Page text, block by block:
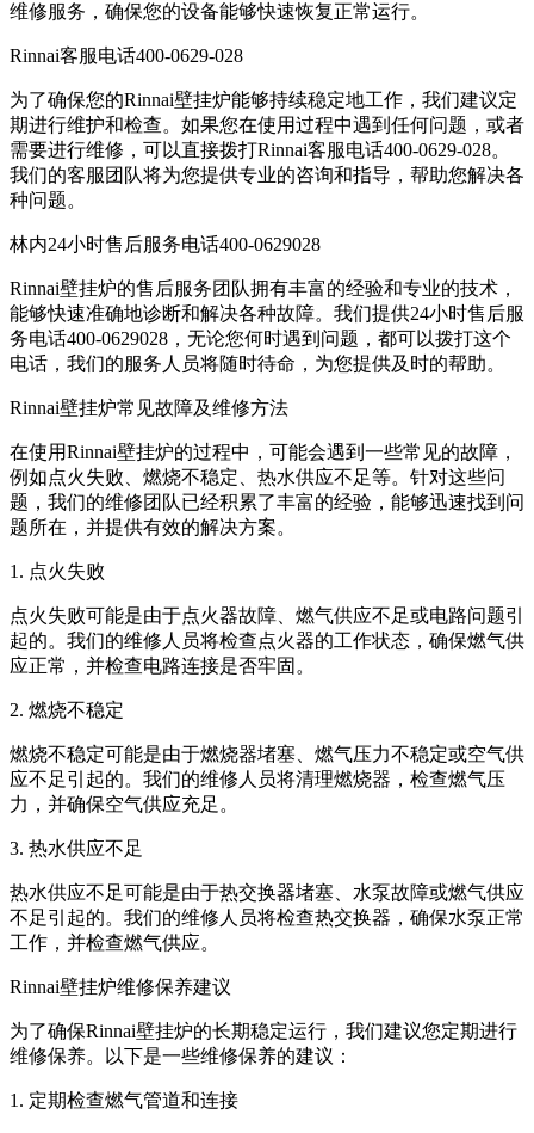
维修服务，确保您的设备能够快速恢复正常运行。
Rinnai客服电话400-0629-028
为了确保您的Rinnai壁挂炉能够持续稳定地工作，我们建议定
期进行维护和检查。如果您在使用过程中遇到任何问题，或者
需要进行维修，可以直接拨打Rinnai客服电话400-0629-028。
我们的客服团队将为您提供专业的咨询和指导，帮助您解决各
种问题。
林内24小时售后服务电话400-0629028
Rinnai壁挂炉的售后服务团队拥有丰富的经验和专业的技术，
能够快速准确地诊断和解决各种故障。我们提供24小时售后服
务电话400-0629028，无论您何时遇到问题，都可以拨打这个
电话，我们的服务人员将随时待命，为您提供及时的帮助。
Rinnai壁挂炉常见故障及维修方法
在使用Rinnai壁挂炉的过程中，可能会遇到一些常见的故障，
例如点火失败、燃烧不稳定、热水供应不足等。针对这些问
题，我们的维修团队已经积累了丰富的经验，能够迅速找到问
题所在，并提供有效的解决方案。
1. 点火失败
点火失败可能是由于点火器故障、燃气供应不足或电路问题引
起的。我们的维修人员将检查点火器的工作状态，确保燃气供
应正常，并检查电路连接是否牢固。
2. 燃烧不稳定
燃烧不稳定可能是由于燃烧器堵塞、燃气压力不稳定或空气供
应不足引起的。我们的维修人员将清理燃烧器，检查燃气压
力，并确保空气供应充足。
3. 热水供应不足
热水供应不足可能是由于热交换器堵塞、水泵故障或燃气供应
不足引起的。我们的维修人员将检查热交换器，确保水泵正常
工作，并检查燃气供应。
Rinnai壁挂炉维修保养建议
为了确保Rinnai壁挂炉的长期稳定运行，我们建议您定期进行
维修保养。以下是一些维修保养的建议：
1. 定期检查燃气管道和连接